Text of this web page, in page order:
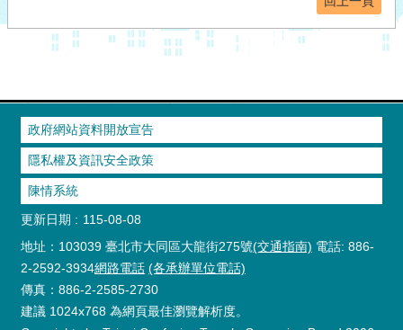
政府網站資料開放宣告
隱私權及資訊安全政策
陳情系統
更新日期
115-08-08
地址：103039 臺北市大同區大龍街275號(交通指南) 電話: 886-
2-2592-3934網路電話 (各承辦單位電話)
傳真：886-2-2585-2730
建議 1024x768 為網頁最佳瀏覽解析度。